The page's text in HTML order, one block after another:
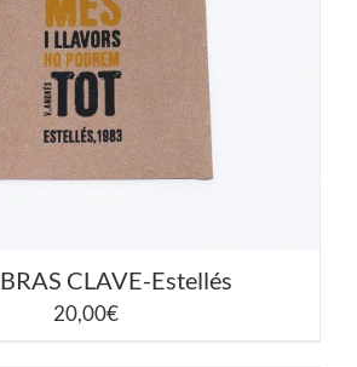
AL CARRITO
CLAVE-Estellés
20,00€